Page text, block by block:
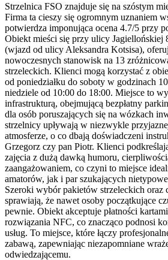
Strzelnica FSO znajduje się na szóstym
Firma ta cieszy się ogromnym uznaniem
potwierdza imponująca ocena 4.7/5 przy
Obiekt mieści się przy ulicy Jagiellońskiej
(wjazd od ulicy Aleksandra Kotsisa),
nowoczesnych stanowisk na 13
strzeleckich. Klienci mogą korzystać z
od poniedziałku do soboty w godzinach
niedziele od 10:00 do 18:00. Miejsce to
infrastrukturą, obejmującą bezpłatny
dla osób poruszających się na wózkach
strzelnicy upływają w niezwykle
atmosferze, o co dbają doświadczeni
Grzegorz czy pan Piotr. Klienci
zajęcia z dużą dawką humoru,
zaangażowaniem, co czyni to miejsce
amatorów, jak i par szukających
Szeroki wybór pakietów strzeleckich oraz
sprawiają, że nawet osoby początkujące
pewnie. Obiekt akceptuje płatności
rozwiązania NFC, co znacząco podnosi
usług. To miejsce, które łączy
zabawą, zapewniając niezapomniane
odwiedzającemu.